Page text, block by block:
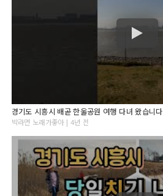
경기도 시흥시 배곧 한울공원 여행 다녀 왔습니다
박라면 노래가좋아 | 4년 전